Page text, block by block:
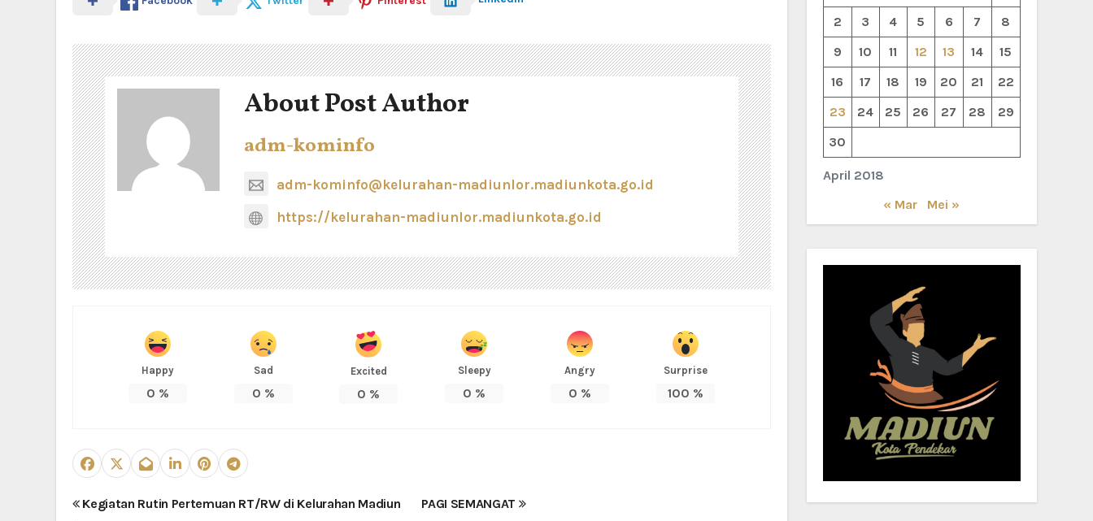
About Post Author
adm-kominfo
adm-kominfo@kelurahan-madiunlor.madiunkota.go.id
https://kelurahan-madiunlor.madiunkota.go.id
Happy
0 %
Sad
0 %
Excited
0 %
Sleepy
0 %
Angry
0 %
Surprise
100 %
N
Kegiatan Rutin Pertemuan RT/RW di Kelurahan Madiun
PAGI SEMANGAT
April 2018
2
3 4 5 6 7
8
9
10 11 12 13 14
15
16
17 18 19 20 21
22
23
24 25 26 27 28
29
30
« Mar Mei »